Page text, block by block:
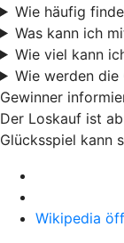
Wie häufig
Was kann ich
Wie viel kann
Wie werden die
Gewinner
Der Loskauf ist
Glücksspiel kann
Wikipedia